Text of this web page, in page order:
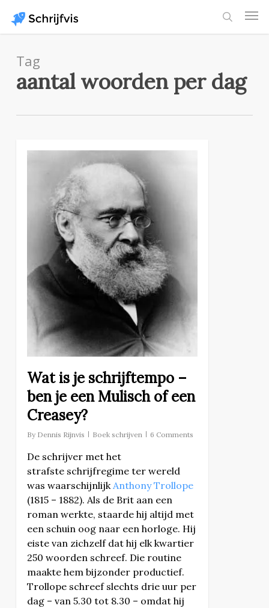
main
Tag
aantal woorden per dag
Wat is je schrijftempo –
ben je een Mulisch of een
Creasey?
By Dennis Rijnvis Boek schrijven 6 Comments
De schrijver met het
strafste schrijfregime ter wereld
was waarschijnlijk Anthony Trollope
(1815 – 1882). Als de Brit aan een
roman werkte, staarde hij altijd met
een schuin oog naar een horloge. Hij
eiste van zichzelf dat hij elk kwartier
250 woorden schreef. Die routine
maakte hem bijzonder productief.
Trollope schreef slechts drie uur per
dag – van 5.30 tot 8.30 – omdat hij